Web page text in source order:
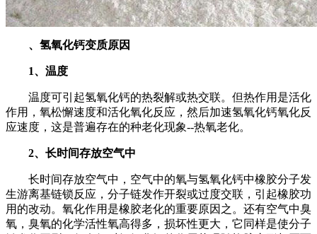
、氢氧化钙变质原因
1、温度
温度可引起氢氧化钙的热裂解或热交联。但热作用是活化
作用，氧松懈速度和活化氧化反应，然后加速氢氧化钙氧化反
应速度，这是普遍存在的种老化现象--热氧老化。
2、长时间存放空气中
长时间存放空气中，空气中的氧与氢氧化钙中橡胶分子发
生游离基链锁反应，分子链发作开裂或过度交联，引起橡胶功
用的改动。氧化作用是橡胶老化的重要原因之。还有空气中臭
氧，臭氧的化学活性氧高得多，损坏性更大，它同样是使分子